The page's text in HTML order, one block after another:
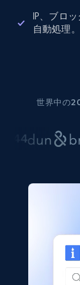
IP、ブロ
自動処理。
世界中の